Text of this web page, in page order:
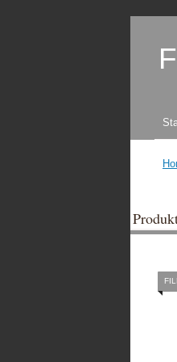
Zum